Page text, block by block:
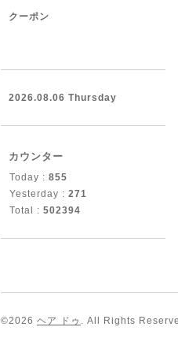
クーポン
2026.08.06 Thursday
カウンター
Today : 855
Yesterday : 271
Total : 502394
©2026 ヘア ドゥ . All Rights